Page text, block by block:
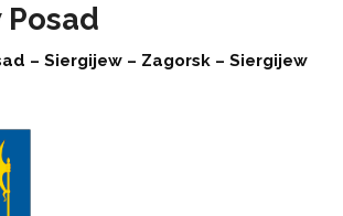
– Siergijew – Zagorsk – Siergijew